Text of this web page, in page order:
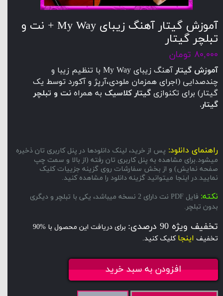
آموزش گیتار آهنگ زیبای My Way + نت و
تبلچر گیتار
۸۰,۰۰۰ تومان
آموزش گیتار
آهنگ زیبای My Way با تنظیم زیبا و
چندصدایی (اجرای همزمان ملودی،آرپژ و آکورد توسط یک
گیتار) برای تکنوازی گیتار کلاسیک به همراه نت و تبلچر
گیتار.
راهنمای دانلود: پس از خرید، لینک دانلودها در پنل کاربری تان ذخیره
میشود.برای مشاهده به پنل کاربری تان رفته (از بالا و سمت چپ
صفحه نمایش) و از بخش سفارشات روی گزینه جزییات کلیک
نمایید.در اینجا میتوانید گزینه دانلود را مشاهده کنید.
نکته:
فایل PDF نت دارای 2 نسخه میباشد، یکی با تبلچر و دیگری
بدون تبلچر.
تخفیف ویژه 90 درصدی:
برای دریافت این محصول با %90
تخفیف اینجا کلیک کنید.
افزودن به سبد خرید